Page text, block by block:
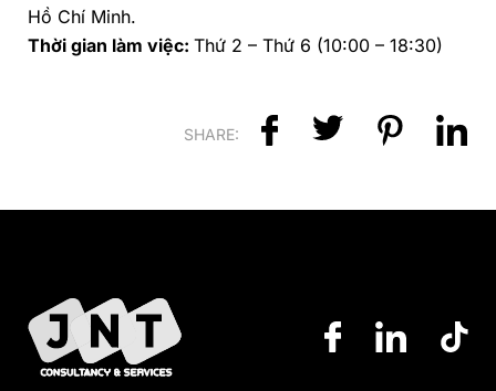
Hồ Chí Minh.
Thời gian làm việc: Thứ 2 – Thứ 6 (10:00 – 18:30)
SHARE: